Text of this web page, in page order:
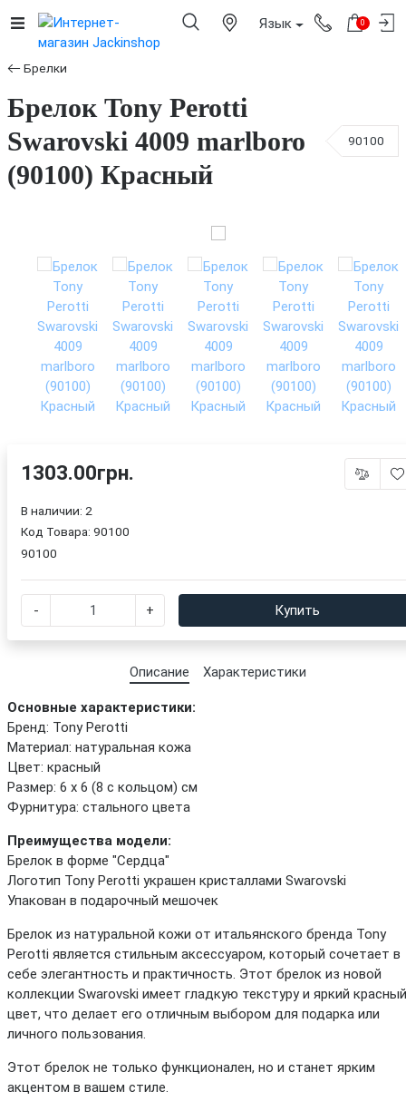
Язык 0
Брелки
Брелок Tony Perotti
Swarovski 4009 marlboro
(90100) Красный
90100
Описание Характеристики
Основные характеристики:
Бренд: Tony Perotti
Материал: натуральная кожа
Цвет: красный
Размер: 6 х 6 (8 с кольцом) см
Фурнитура: стального цвета
Преимущества модели:
Брелок в форме "Сердца"
Логотип Tony Perotti украшен кристаллами Swarovski
Упакован в подарочный мешочек
Брелок из натуральной кожи от итальянского бренда Tony
Perotti является стильным аксессуаром, который сочетает в
себе элегантность и практичность. Этот брелок из новой
коллекции Swarovski имеет гладкую текстуру и яркий красный
цвет, что делает его отличным выбором для подарка или
личного пользования.
Этот брелок не только функционален, но и станет ярким
акцентом в вашем стиле.
1303.00грн.
В наличии: 2
Код Товара: 90100
90100
- + Купить